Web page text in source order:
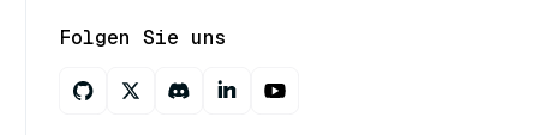
Folgen Sie uns